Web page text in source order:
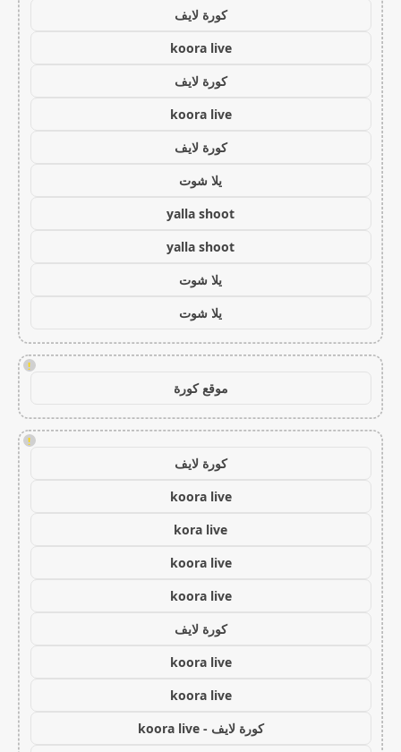
كورة لايف
koora live
كورة لايف
koora live
كورة لايف
يلا شوت
yalla shoot
yalla shoot
يلا شوت
يلا شوت
!
موقع كورة
!
كورة لايف
koora live
kora live
koora live
koora live
كورة لايف
koora live
koora live
كورة لايف - koora live